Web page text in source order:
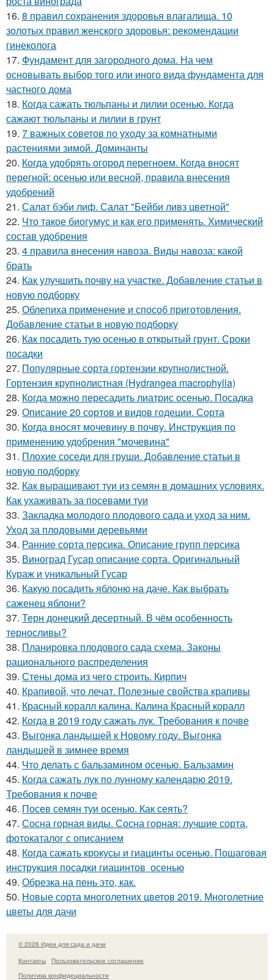
16. 8 правил сохранения здоровья влагалища. 10
золотых правил женского здоровья: рекомендации
гинеколога
17. Фундамент для загородного дома. На чем
основывать выбор того или иного вида фундамента для
частного дома
18. Когда сажать тюльпаны и лилии осенью. Когда
сажают тюльпаны и лилии в грунт
19. 7 важных советов по уходу за комнатными
растениями зимой. Доминанты
20. Когда удобрять огород перегноем. Когда вносят
перегной: осенью или весной, правила внесения
удобрений
21. Салат бэби лиф. Салат "Бейби ливз цветной"
22. Что такое биогумус и как его применять. Химический
состав удобрения
23. 4 правила внесения навоза. Виды навоза: какой
брать
24. Как улучшить почву на участке. Добавление статьи в
новую подборку
25. Облепиха применение и способ приготовления.
Добавление статьи в новую подборку
26. Как посадить тую осенью в открытый грунт. Сроки
посадки
27. Популярные сорта гортензии крупнолистной.
Гортензия крупнолистная (Hydrangea macrophylla)
28. Когда можно пересадить лиатрис осенью. Посадка
29. Описание 20 сортов и видов годеции. Сорта
30. Когда вносят мочевину в почву. Инструкция по
применению удобрения "мочевина"
31. Плохие соседи для груши. Добавление статьи в
новую подборку
32. Как выращивают туи из семян в домашних условиях.
Как ухаживать за посевами туи
33. Закладка молодого плодового сада и уход за ним.
Уход за плодовыми деревьями
34. Ранние сорта персика. Описание групп персика
35. Виноград Гусар описание сорта. Оригинальный
Кураж и уникальный Гусар
36. Какую посадить яблоню на даче. Как выбрать
саженец яблони?
37. Терн донецкий десертный. В чём особенность
терносливы?
38. Планировка плодового сада схема. Законы
рационального распределения
39. Стены дома из чего строить. Кирпич
40. Крапивой, что лечат. Полезные свойства крапивы
41. Красный коралл калина. Калина Красный коралл
42. Когда в 2019 году сажать лук. Требования к почве
43. Выгонка ландышей к Новому году. Выгонка
ландышей в зимнее время
44. Что делать с бальзамином осенью. Бальзамин
45. Когда сажать лук по лунному календарю 2019.
Требования к почве
46. Посев семян туи осенью. Как сеять?
47. Сосна горная виды. Сосна горная: лучшие сорта,
фотокаталог с описанием
48. Когда сажать крокусы и гиацинты осенью. Пошаговая
инструкция посадки гиацинтов осенью
49. Обрезка на пень это, как.
50. Новые сорта многолетних цветов 2019. Многолетние
цветы для дачи
© 2026 Идеи для сада и дачи
Контакты
Пользовательское соглашение
Политика конфидециальности